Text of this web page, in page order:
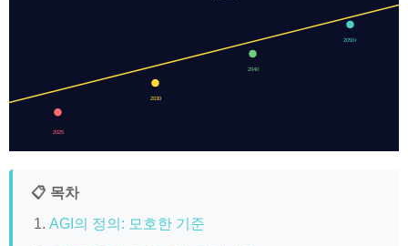
2025
2030
2040
2050+
📋 목차
AGI의 정의: 모호한 기준